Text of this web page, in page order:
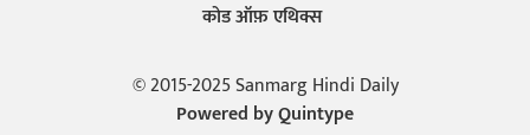
कोड ऑफ़ एथिक्स
© 2015-2025 Sanmarg Hindi Daily
Powered byQuintype